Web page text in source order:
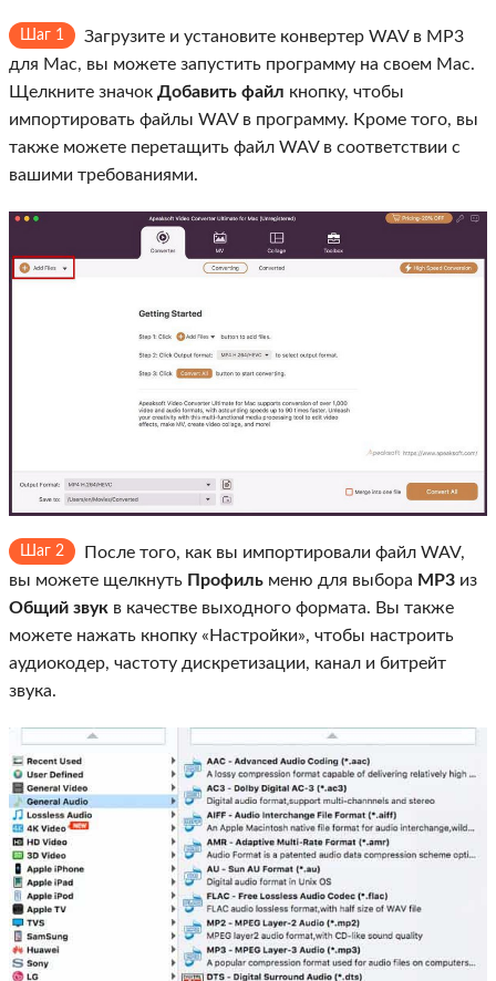
Шаг 1
Загрузите и установите конвертер WAV в MP3
для Mac, вы можете запустить программу на своем Mac.
Щелкните значок Добавить файл кнопку, чтобы
импортировать файлы WAV в программу. Кроме того, вы
также можете перетащить файл WAV в соответствии с
вашими требованиями.
Шаг 2
После того, как вы импортировали файл WAV,
вы можете щелкнуть Профиль меню для выбора MP3 из
Общий звук в качестве выходного формата. Вы также
можете нажать кнопку «Настройки», чтобы настроить
аудиокодер, частоту дискретизации, канал и битрейт
звука.